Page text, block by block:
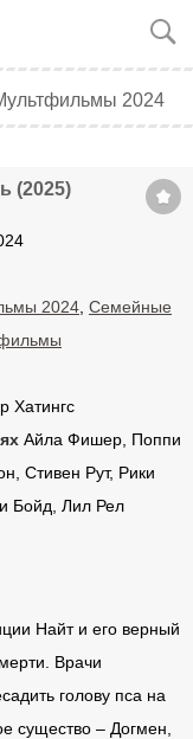
2024
(2025)
2024 Семейные
Хатингс
Айла Фишер, Поппи
Стивен Рут, Рики
Бойд, Лил Рел
Найт и его верный
Врачи
голову пса на
существо – Догмен,